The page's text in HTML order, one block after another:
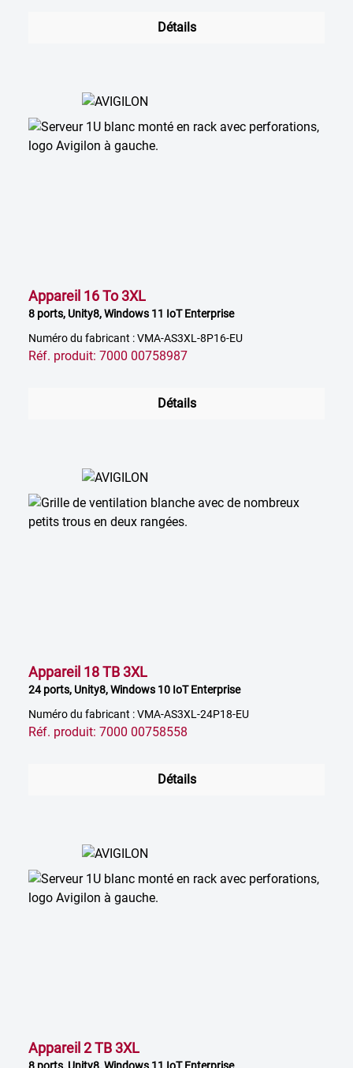
Détails
Appareil 16 To 3XL
8 ports, Unity8, Windows 11 IoT Enterprise
Numéro du fabricant : VMA-AS3XL-8P16-EU
Réf. produit: 7000 00758987
Détails
Appareil 18 TB 3XL
24 ports, Unity8, Windows 10 IoT Enterprise
Numéro du fabricant : VMA-AS3XL-24P18-EU
Réf. produit: 7000 00758558
Détails
Appareil 2 TB 3XL